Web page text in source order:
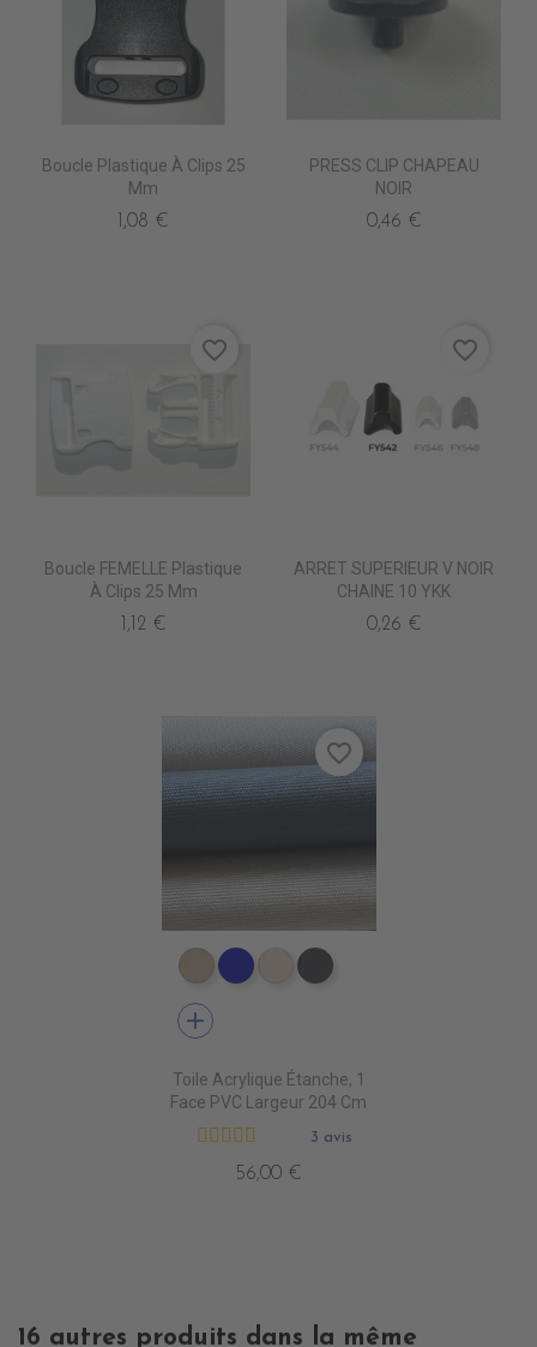
Boucle Plastique À Clips 25
Mm
1,08 €
PRESS CLIP CHAPEAU
NOIR
0,46 €
Boucle FEMELLE Plastique
À Clips 25 Mm
1,12 €
favorite_border
ARRET SUPERIEUR V NOIR
CHAINE 10 YKK
0,26 €
favorite_border
PR1590 PARIS BEIGE
PR1480 MARINE BLUE
PR1790 BEIGE CLAIR
PR1890 ANTHRACITE
add
Toile Acrylique Étanche, 1
Face PVC Largeur 204 Cm
3 avis
56,00 €
favorite_border
16 autres produits dans la même